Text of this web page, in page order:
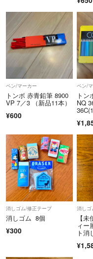
ペン/マーカー
トンボ 赤青鉛筆 8900
VP 7／3 （新品11本）
¥600
ペン/
トン
NQ
消しゴム/修正テープ
消しゴム 8個
¥300
消しゴ
【
ィー
ト